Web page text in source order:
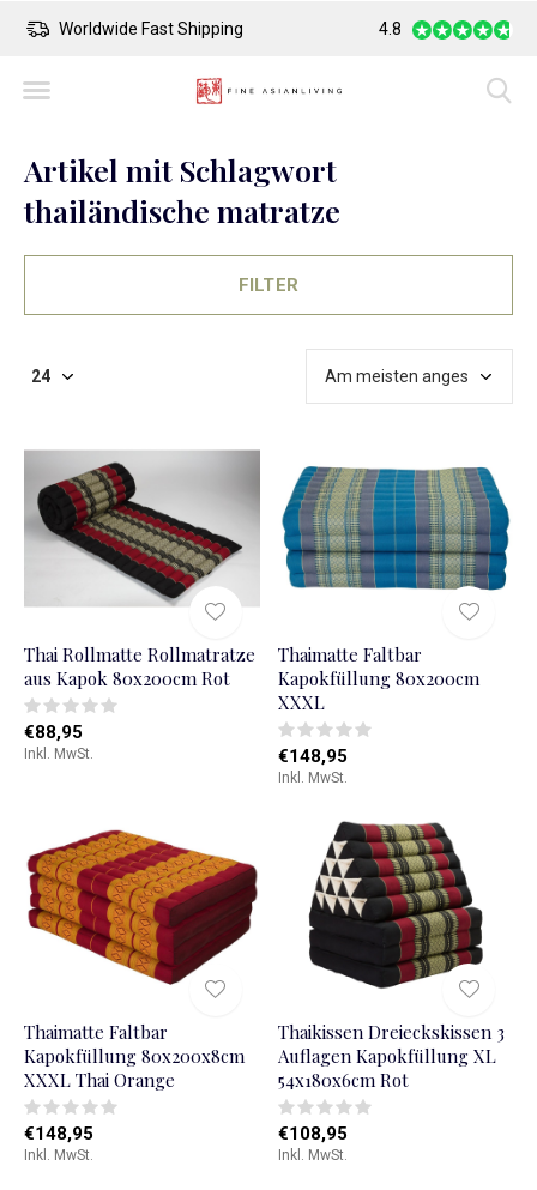
Safe Payment Largest Collection
4.8
Artikel mit Schlagwort
thailändische matratze
FILTER
Thai Rollmatte Rollmatratze
aus Kapok 80x200cm Rot
€88,95
Inkl. MwSt.
Thaimatte Faltbar
Kapokfüllung 80x200cm
XXXL
€148,95
Inkl. MwSt.
Thaimatte Faltbar
Kapokfüllung 80x200x8cm
XXXL Thai Orange
€148,95
Inkl. MwSt.
Thaikissen Dreieckskissen 3
Auflagen Kapokfüllung XL
54x180x6cm Rot
€108,95
Inkl. MwSt.